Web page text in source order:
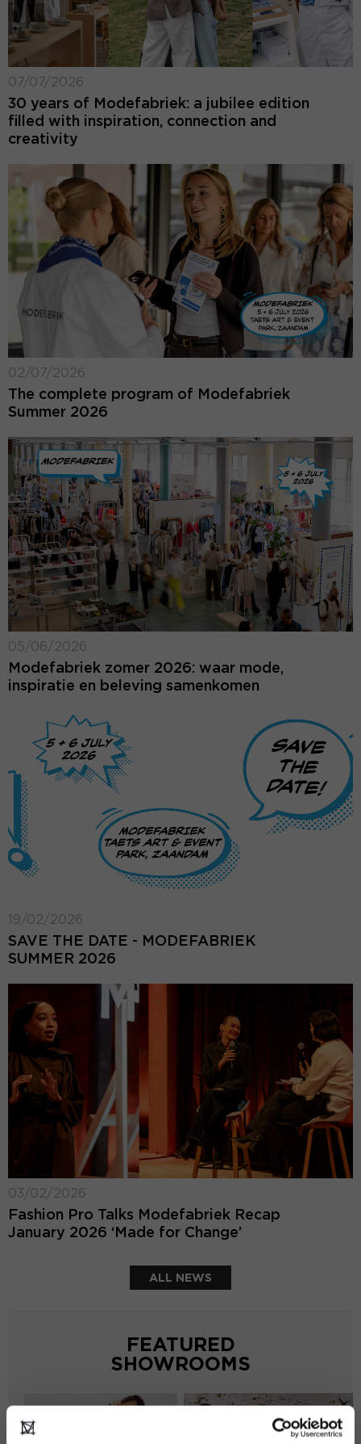
07/07/2026
30 years of Modefabriek: a jubilee edition
filled with inspiration, connection and
creativity
02/07/2026
The complete program of Modefabriek
Summer 2026
05/06/2026
Modefabriek zomer 2026: waar mode,
inspiratie en beleving samenkomen
19/02/2026
SAVE THE DATE - MODEFABRIEK
SUMMER 2026
03/02/2026
Fashion Pro Talks Modefabriek Recap
January 2026 ‘Made for Change’
ALL NEWS
FEATURED
SHOWROOMS